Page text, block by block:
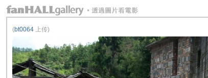
(bt0064 上传)